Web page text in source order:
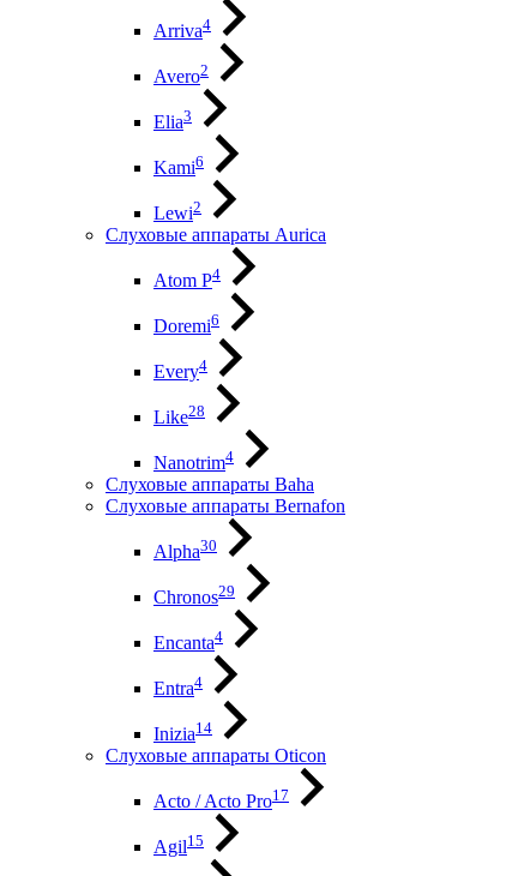
Arriva4
Avero2
Elia3
Kami6
Lewi2
Слуховые аппараты Aurica
Atom P4
Doremi6
Every4
Like28
Nanotrim4
Слуховые аппараты Baha
Слуховые аппараты Bernafon
Alpha30
Chronos29
Encanta4
Entra4
Inizia14
Слуховые аппараты Oticon
Acto / Acto Pro17
Agil15